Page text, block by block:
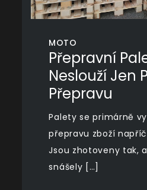
MOTO
Přepravní
Neslouží Jen
Přepravu
Palety se primárně
přepravu zboží
Jsou zhotoveny tak,
snášely […]